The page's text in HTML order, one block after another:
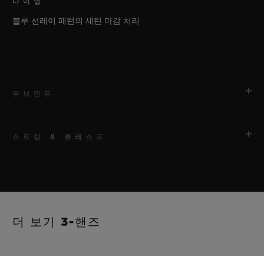
블루 선레이 패턴의 새틴 마감 처리
무브먼트
약 48시간
스트랩 & 클래스프
스트랩
더 보기 3-핸즈